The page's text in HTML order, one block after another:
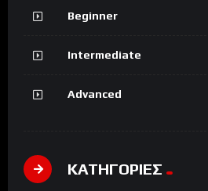
Beginner
Intermediate
Advanced
ΚΑΤΗΓΟΡΙΕΣ